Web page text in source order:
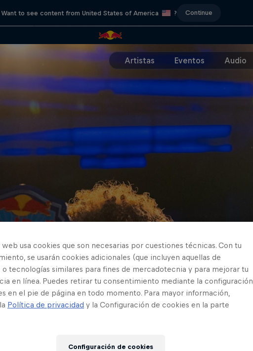
Want to see content from United States of America ? Continue
Artistas Eventos Audio
usa cookies que son necesarias por cuestiones técnicas. Con tu
se usarán cookies adicionales (que incluyen aquellas de
tecnologías similares para fines de mercadotecnia y para mejorar tu
en línea. Puedes retirar tu consentimiento mediante la configuración
en el pie de página en todo momento. Para mayor información,
Política de privacidad y la Configuración de cookies en la parte
Configuración de cookies